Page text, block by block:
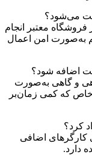
می‌شود؟
معتبر انجام
به‌صورت امن اعمال
اضافه شود؟
و گاهی به‌صورت
خاص که کمی زمان‌بر
کرد؟
کارگرهای اضافی
دارد.